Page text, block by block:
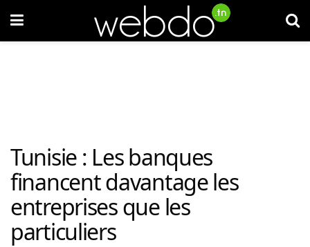
Tunisie : Les banques
financent davantage les
entreprises que les
particuliers